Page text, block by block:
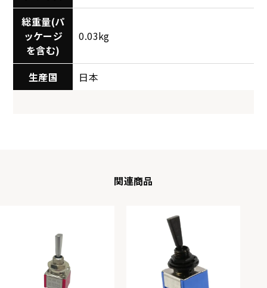
総重量(パ
ッケージ
を含む)
0.03kg
生産国 日本
関連商品